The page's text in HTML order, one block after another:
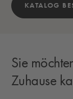
KATALOG
Sie
Zuhause